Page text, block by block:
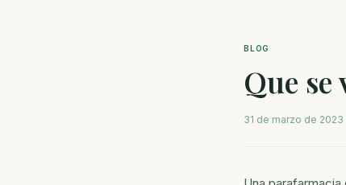
BLOG
Que
31 de marzo de 2023